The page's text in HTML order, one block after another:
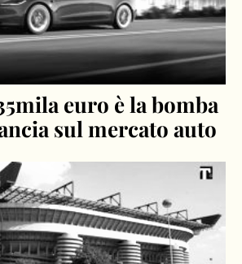
euro è la bomba
sul mercato auto